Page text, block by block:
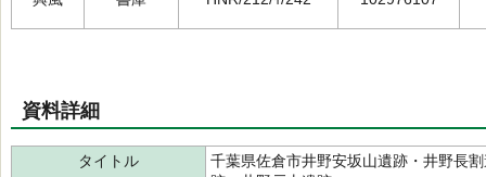
資料詳細
タイトル
千葉県佐倉市井野安坂山遺跡・井野長